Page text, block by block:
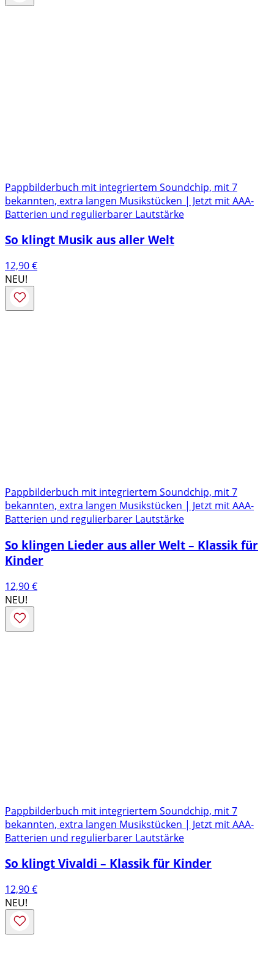
Pappbilderbuch mit integriertem Soundchip, mit 7
bekannten, extra langen Musikstücken | Jetzt mit AAA-
Batterien und regulierbarer Lautstärke
So klingt Musik aus aller Welt
12,90€
NEU!
Pappbilderbuch mit integriertem Soundchip, mit 7
bekannten, extra langen Musikstücken | Jetzt mit AAA-
Batterien und regulierbarer Lautstärke
So klingen Lieder aus aller Welt – Klassik für
Kinder
12,90€
NEU!
Pappbilderbuch mit integriertem Soundchip, mit 7
bekannten, extra langen Musikstücken | Jetzt mit AAA-
Batterien und regulierbarer Lautstärke
So klingt Vivaldi – Klassik für Kinder
12,90€
NEU!